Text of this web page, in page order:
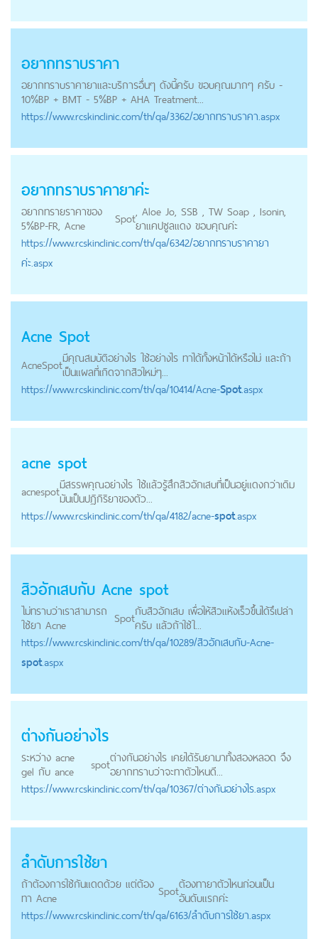
อยากทราบราคา
อยากทราบราคายาและบริการอื่นๆ ดังนี้ครับ ขอบคุณมากๆ ครับ -
10%BP + BMT - 5%BP + AHA Treatment...
https://www.rcskinclinic.com/th/qa/3362/อยากทราบราคา.aspx
อยากทราบราคายาค่ะ
อยากทรายราคาของ
5%BP-FR, Acne
Spot, Aloe Jo, SSB , TW Soap , Isonin,
ยาแคปซูลแดง ขอบคุณค่ะ
https://www.rcskinclinic.com/th/qa/6342/อยากทราบราคายา
ค่ะ.aspx
Acne Spot
AcneSpotมีคุณสมบัติอย่างไร ใช้อย่างไร ทาได้ทั้งหน้าได้หรือไม่ และถ้า
เป็นแผลที่เกิดจากสิวใหม่ๆ...
https://www.rcskinclinic.com/th/qa/10414/Acne-Spot.aspx
acne spot
acnespotมีสรรพคุณอย่างไร ใช้แล้วรู้สึกสิวอักเสบที่เป็นอยู่แดงกว่าเดิม
มันเป็นปฏิกิริยาของตัว...
https://www.rcskinclinic.com/th/qa/4182/acne-spot.aspx
สิวอักเสบกับ Acne spot
ไม่ทราบว่าเราสามารถ
ใช้ยา Acne
Spotกับสิวอักเสบ เพื่อให้สิวแห้งเร็วขึ้นได้รึเปล่า
ครับ แล้วถ้าใช้ใ...
https://www.rcskinclinic.com/th/qa/10289/สิวอักเสบกับ-Acne-
spot.aspx
ต่างกันอย่างไร
ระหว่าง acne
gel กับ ance
spotต่างกันอย่างไร เคยได้รับยามาทั้งสองหลอด จึง
อยากทราบว่าจะทาตัวไหนดี...
https://www.rcskinclinic.com/th/qa/10367/ต่างกันอย่างไร.aspx
ลำดับการใช้ยา
ถ้าต้องการใช้กันแดดด้วย แต่ต้อง
ทา Acne
Spotต้องทายาตัวไหนก่อนเป็น
อันดับแรกค่ะ
https://www.rcskinclinic.com/th/qa/6163/ลำดับการใช้ยา.aspx